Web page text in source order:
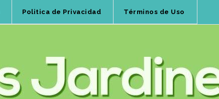
Politica de Privacidad Términos de Uso